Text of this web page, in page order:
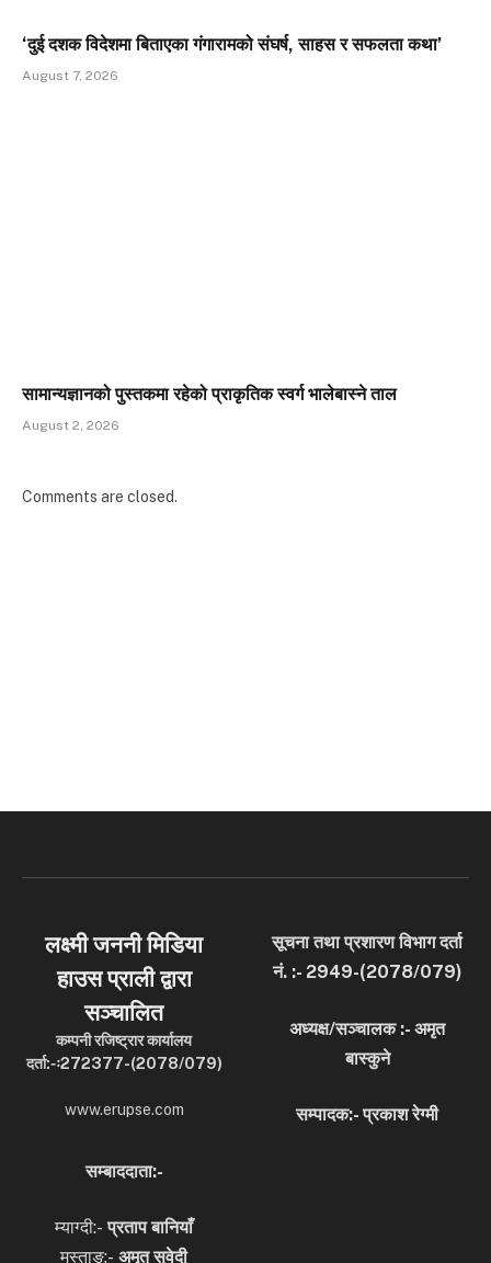
‘दुई दशक विदेशमा बिताएका गंगारामको संघर्ष, साहस र सफलता कथा’
August 7, 2026
सामान्यज्ञानको पुस्तकमा रहेको प्राकृतिक स्वर्ग भालेबास्ने ताल
August 2, 2026
Comments are closed.
लक्ष्मी जननी मिडिया
हाउस प्राली द्वारा
सञ्चालित
कम्पनी रजिष्ट्रार कार्यालय
दर्ता:-ः272377-(2078/079)
www.erupse.com
सूचना तथा प्रशारण विभाग दर्ता
नं. :- 2949-(2078/079)
अध्यक्ष/सञ्चालक :- अमृत
बास्कुने
सम्पादक:- प्रकाश रेग्मी
सम्बाददाता:-
म्याग्दी:-प्रताप बानियाँ
मुस्ताङ:- अमृत सुवेदी